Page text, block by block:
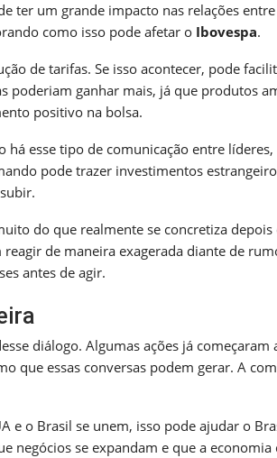
ter um grande impacto nas relações entre
como isso pode afetar o Ibovespa.
de tarifas. Se isso acontecer, pode
poderiam ganhar mais, já que produtos
positivo na bolsa.
esse tipo de comunicação entre
pode trazer investimentos
do que realmente se concretiza depois
de maneira exagerada diante de
antes de agir.
diálogo. Algumas ações já
que essas conversas podem gerar. A
e o Brasil se unem, isso pode ajudar o
negócios se expandam e que a economia